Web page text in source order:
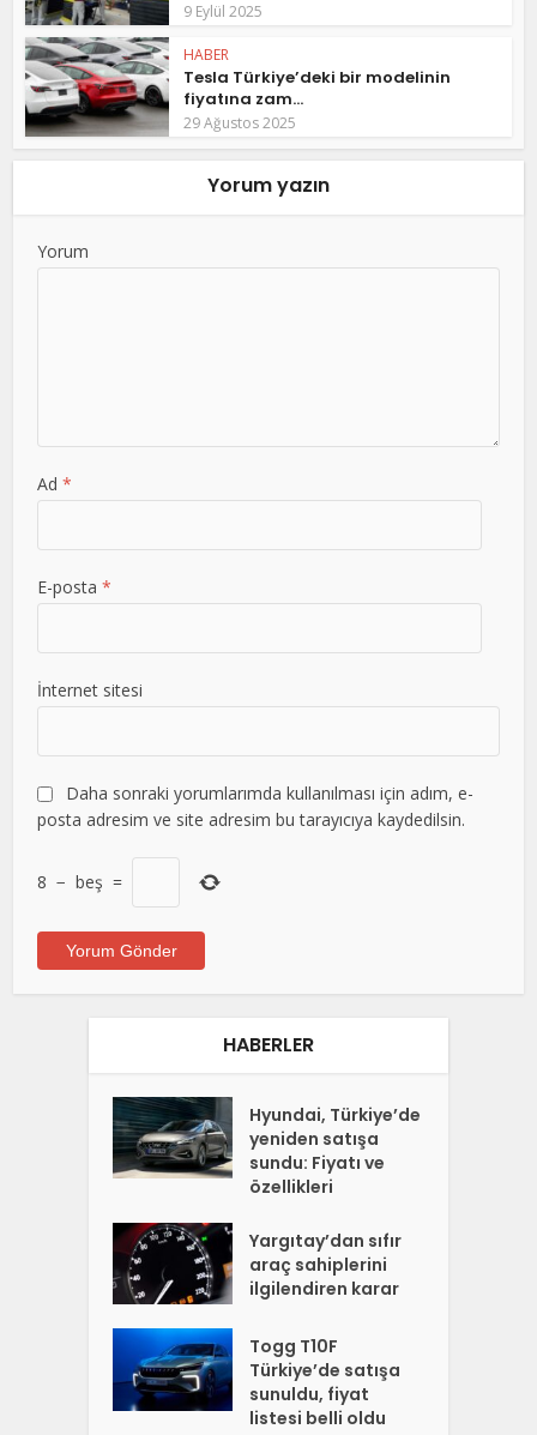
9 Eylül 2025
HABER
Tesla Türkiye’deki bir modelinin
fiyatına zam...
29 Ağustos 2025
Yorum yazın
Yorum
Ad*
E-posta*
İnternet sitesi
Daha sonraki yorumlarımda kullanılması için adım, e-
posta adresim ve site adresim bu tarayıcıya kaydedilsin.
8 − beş =
HABERLER
Hyundai, Türkiye’de
yeniden satışa
sundu: Fiyatı ve
özellikleri
Yargıtay’dan sıfır
araç sahiplerini
ilgilendiren karar
Togg T10F
Türkiye’de satışa
sunuldu, fiyat
listesi belli oldu